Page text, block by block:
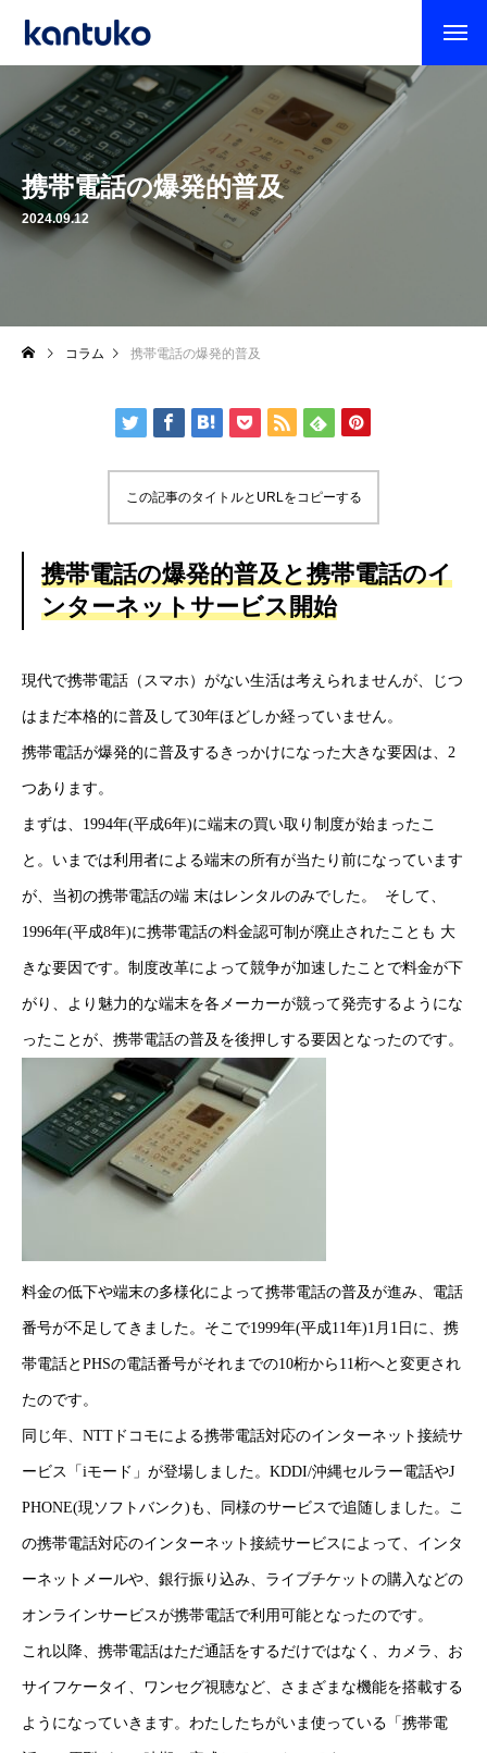
新着情報
会社概要
事業紹介
採用情報
健康企業宣言
個人情報保護方針
携帯電話の爆発的普及
2024.09.12
コラム 携帯電話の爆発的普及
この記事のタイトルとURLをコピーする
携帯電話の爆発的普及と携帯電話のイ
ンターネットサービス開始
現代で携帯電話（スマホ）がない生活は考えられませんが、じつ
はまだ本格的に普及して30年ほどしか経っていません。
携帯電話が爆発的に普及するきっかけになった大きな要因は、2
つあります。
まずは、1994年(平成6年)に端末の買い取り制度が始まったこ
と。いまでは利用者による端末の所有が当たり前になっています
が、当初の携帯電話の端 末はレンタルのみでした。 そして、
1996年(平成8年)に携帯電話の料金認可制が廃止されたことも 大
きな要因です。制度改革によって競争が加速したことで料金が下
がり、より魅力的な端末を各メーカーが競って発売するようにな
ったことが、携帯電話の普及を後押しする要因となったのです。
料金の低下や端末の多様化によって携帯電話の普及が進み、電話
番号が不足してきました。そこで1999年(平成11年)1月1日に、携
帯電話とPHSの電話番号がそれまでの10桁から11桁へと変更され
たのです。
同じ年、NTTドコモによる携帯電話対応のインターネット接続サ
ービス「iモード」が登場しました。KDDI/沖縄セルラー電話やJ
PHONE(現ソフトバンク)も、同様のサービスで追随しました。こ
の携帯電話対応のインターネット接続サービスによって、インタ
ーネットメールや、銀行振り込み、ライブチケットの購入などの
オンラインサービスが携帯電話で利用可能となったのです。
これ以降、携帯電話はただ通話をするだけではなく、カメラ、お
サイフケータイ、ワンセグ視聴など、さまざまな機能を搭載する
ようになっていきます。わたしたちがいま使っている「携帯電